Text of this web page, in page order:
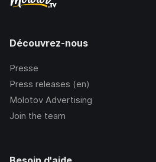
Découvrez-nous
Presse
Press releases (en)
Molotov Advertising
Join the team